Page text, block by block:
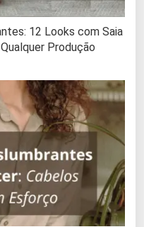
12 Looks com Saia
Produção